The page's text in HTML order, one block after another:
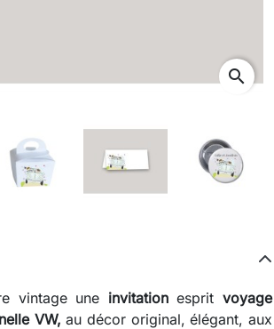
vintage une invitationespritvoyage
VW,au décor original, élégant, aux